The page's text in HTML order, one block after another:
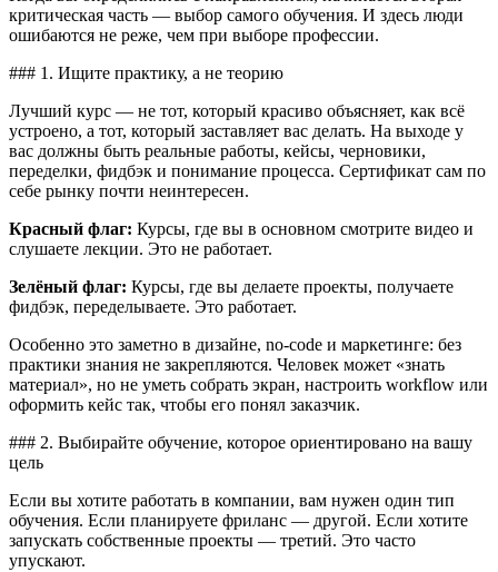
критическая часть — выбор самого обучения. И здесь люди
ошибаются не реже, чем при выборе профессии.
### 1. Ищите практику, а не теорию
Лучший курс — не тот, который красиво объясняет, как всё
устроено, а тот, который заставляет вас делать. На выходе у
вас должны быть реальные работы, кейсы, черновики,
переделки, фидбэк и понимание процесса. Сертификат сам по
себе рынку почти неинтересен.
Красный флаг: Курсы, где вы в основном смотрите видео и
слушаете лекции. Это не работает.
Зелёный флаг: Курсы, где вы делаете проекты, получаете
фидбэк, переделываете. Это работает.
Особенно это заметно в дизайне, no-code и маркетинге: без
практики знания не закрепляются. Человек может «знать
материал», но не уметь собрать экран, настроить workflow или
оформить кейс так, чтобы его понял заказчик.
### 2. Выбирайте обучение, которое ориентировано на вашу
цель
Если вы хотите работать в компании, вам нужен один тип
обучения. Если планируете фриланс — другой. Если хотите
запускать собственные проекты — третий. Это часто
упускают.